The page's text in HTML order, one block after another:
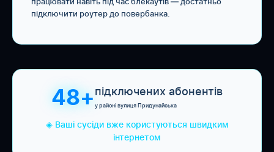
підключити роутер до повербанка.
48+підключених абонентів
у районі вулиця Придунайська
◈ Ваші сусіди вже користуються швидким
інтернетом